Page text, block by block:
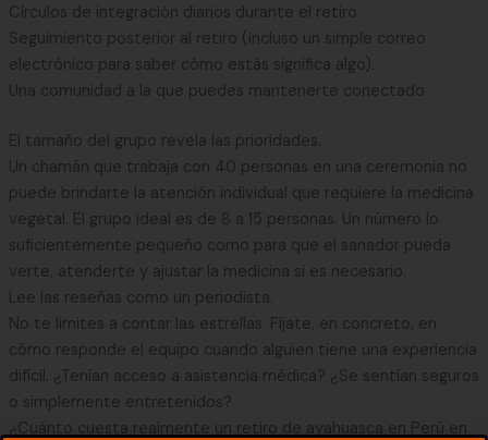
Círculos de integración diarios durante el retiro
Seguimiento posterior al retiro (incluso un simple correo
electrónico para saber cómo estás significa algo).
Una comunidad a la que puedes mantenerte conectado
El tamaño del grupo revela las prioridades.
Un chamán que trabaja con 40 personas en una ceremonia no
puede brindarte la atención individual que requiere la medicina
vegetal. El grupo ideal es de 8 a 15 personas. Un número lo
suficientemente pequeño como para que el sanador pueda
verte, atenderte y ajustar la medicina si es necesario.
Lee las reseñas como un periodista.
No te limites a contar las estrellas. Fíjate, en concreto, en
cómo responde el equipo cuando alguien tiene una experiencia
difícil. ¿Tenían acceso a asistencia médica? ¿Se sentían seguros
o simplemente entretenidos?
¿Cuánto cuesta realmente un retiro de ayahuasca en Perú en